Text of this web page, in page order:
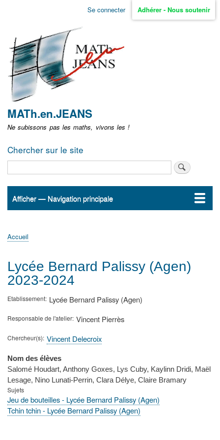
Aller
non
identifié
Se connecter Adhérer - Nous soutenir
MATh.en.JEANS
Ne subissons pas les maths, vivons les !
Chercher sur le site
Navigation
Afficher — Navigation principale
Accueil
ActualitésMATh.en.JEANS ?
Régions et Ateliers
Créer, gérer un atelier
Sujets/Publications
Congrès
d'Ariane
Accueil
Lycée Bernard Palissy (Agen)
2023-2024
Etablissement Lycée Bernard Palissy (Agen)
Responsable de l'atelier Vincent Pierrès
Chercheur(s) Vincent Delecroix
Nom des élèves
Salomé Houdart, Anthony Goxes, Lys Cuby, Kaylinn Dridi, Maël
Lesage, Nino Lunati-Perrin, Clara Délye, Claire Bramary
Sujets
Jeu de bouteilles - Lycée Bernard Palissy (Agen)
Tchin tchin - Lycée Bernard Palissy (Agen)